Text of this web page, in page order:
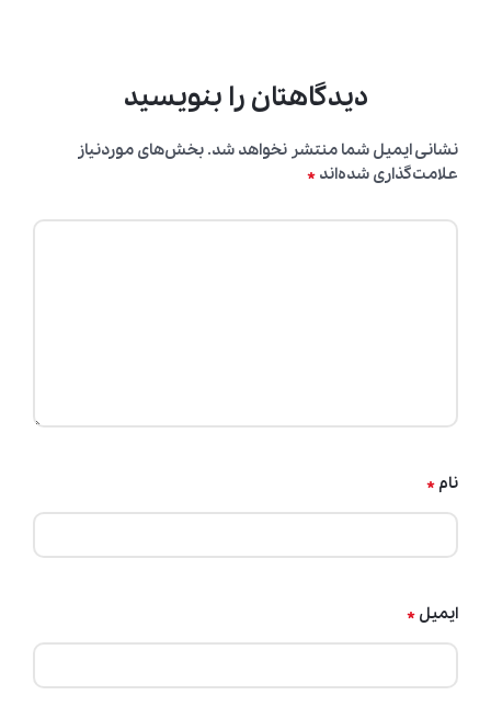
دیدگاهتان را بنویسید
نشانی ایمیل شما منتشر نخواهد شد. بخش‌های موردنیاز
علامت‌گذاری شده‌اند *
نام *
ایمیل *